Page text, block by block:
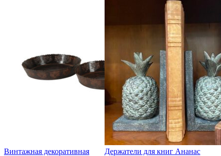
Винтажная декоративная
Держатели для книг Ананас